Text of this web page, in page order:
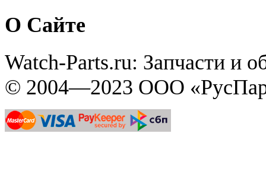
О Сайте
Watch-Parts.ru: Запчасти и
© 2004—2023 ООО